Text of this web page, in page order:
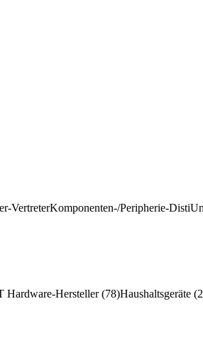
VertreterKomponenten-/Peripherie-Disti
Hardware-Hersteller (78)Haushaltsgeräte